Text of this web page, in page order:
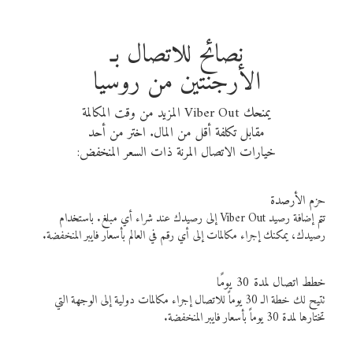
نصائح للاتصال بـ
الأرجنتين من روسيا
يمنحك Viber Out المزيد من وقت المكالمة
مقابل تكلفة أقل من المال. اختر من أحد
خيارات الاتصال المرنة ذات السعر المنخفض:
حزم الأرصدة
تتم إضافة رصيد Viber Out إلى رصيدك عند شراء أي مبلغ. باستخدام
رصيدك، يمكنك إجراء مكالمات إلى أي رقم في العالم بأسعار فايبر المنخفضة.
خطط اتصال لمدة 30 يومًا
تتيح لك خطة الـ 30 يوماً للاتصال إجراء مكالمات دولية إلى الوجهة التي
تختارها لمدة 30 يوماً بأسعار فايبر المنخفضة.